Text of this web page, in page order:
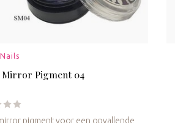
Mirror Pigment 04
pigment voor een opvallende